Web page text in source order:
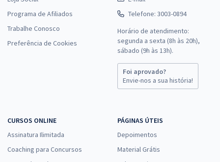
Programa de Afiliados
Trabalhe Conosco
Preferência de Cookies
Telefone: 3003-0894
Horário de atendimento:
segunda a sexta (8h às 20h),
sábado (9h às 13h).
Foi aprovado?
Envie-nos a sua história!
CURSOS ONLINE
Assinatura Ilimitada
Coaching para Concursos
PÁGINAS ÚTEIS
Depoimentos
Material Grátis